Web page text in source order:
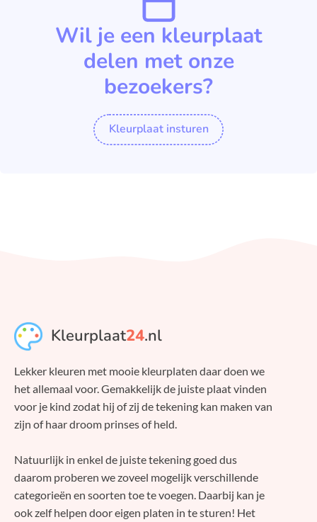
Wil je een kleurplaat
delen met onze
bezoekers?
Kleurplaat insturen
Kleurplaat24.nl
Lekker kleuren met mooie kleurplaten daar doen we
het allemaal voor. Gemakkelijk de juiste plaat vinden
voor je kind zodat hij of zij de tekening kan maken van
zijn of haar droom prinses of held.
Natuurlijk in enkel de juiste tekening goed dus
daarom proberen we zoveel mogelijk verschillende
categorieën en soorten toe te voegen. Daarbij kan je
ook zelf helpen door eigen platen in te sturen! Het